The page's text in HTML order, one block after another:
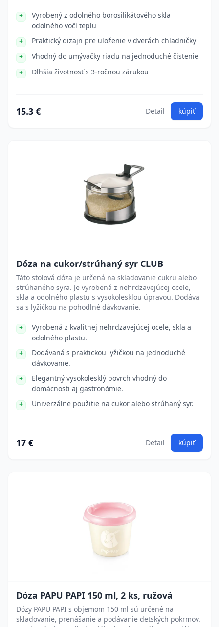
Vyrobený z odolného borosilikátového skla
odolného voči teplu
Praktický dizajn pre uloženie v dverách chladničky
Vhodný do umývačky riadu na jednoduché čistenie
Dlhšia životnosť s 3-ročnou zárukou
15.3 € Detail kúpiť
Dóza na cukor/strúhaný syr CLUB
Táto stolová dóza je určená na skladovanie cukru alebo
strúhaného syra. Je vyrobená z nehrdzavejúcej ocele,
skla a odolného plastu s vysokolesklou úpravou. Dodáva
sa s lyžičkou na pohodlné dávkovanie.
Vyrobená z kvalitnej nehrdzavejúcej ocele, skla a
odolného plastu.
Dodávaná s praktickou lyžičkou na jednoduché
dávkovanie.
Elegantný vysokolesklý povrch vhodný do
domácnosti aj gastronómie.
Univerzálne použitie na cukor alebo strúhaný syr.
17 € Detail kúpiť
Dóza PAPU PAPI 150 ml, 2 ks, ružová
Dózy PAPU PAPI s objemom 150 ml sú určené na
skladovanie, prenášanie a podávanie detských pokrmov.